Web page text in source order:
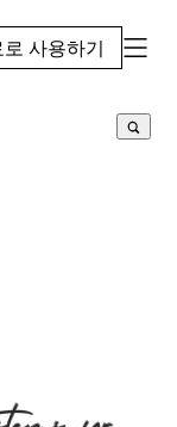
사용하기